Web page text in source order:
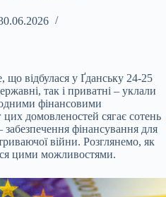
відбулася у Ґданську 24-25
так і приватні – уклали
фінансовими
цих домовленостей сягає сотень
фінансування для
війни. Розглянемо, як
цими можливостями.